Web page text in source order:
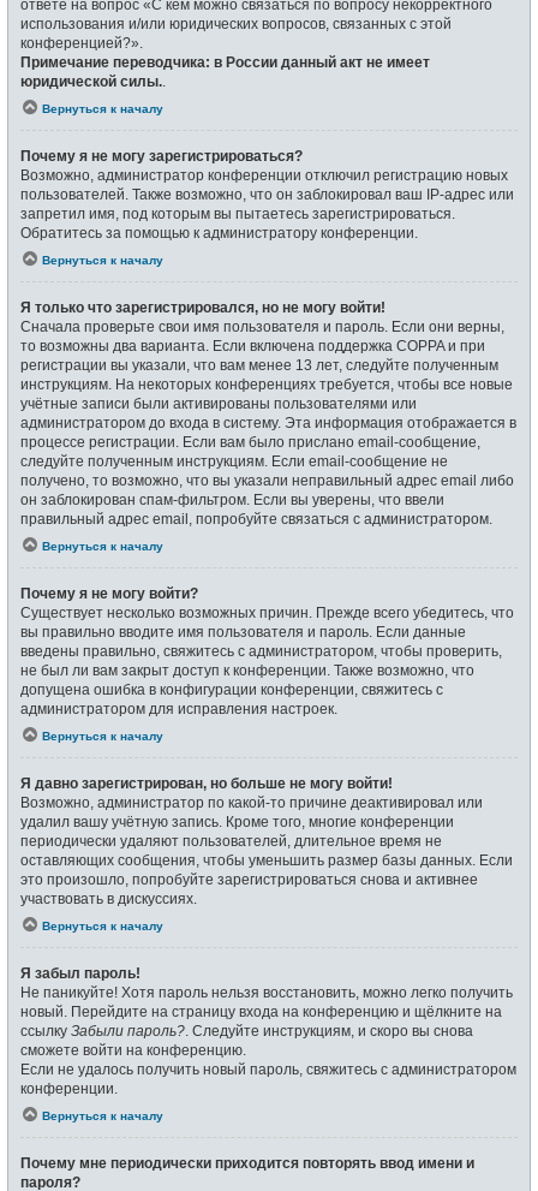
ответе на вопрос «С кем можно связаться по вопросу некорректного
использования и/или юридических вопросов, связанных с этой
конференцией?».
Примечание переводчика: в России данный акт не имеет
юридической силы.
Вернуться к началу
Почему я не могу зарегистрироваться?
Возможно, администратор конференции отключил регистрацию новых
пользователей. Также возможно, что он заблокировал ваш IP-адрес или
запретил имя, под которым вы пытаетесь зарегистрироваться.
Обратитесь за помощью к администратору конференции.
Вернуться к началу
Я только что зарегистрировался, но не могу войти!
Сначала проверьте свои имя пользователя и пароль. Если они верны,
то возможны два варианта. Если включена поддержка COPPA и при
регистрации вы указали, что вам менее 13 лет, следуйте полученным
инструкциям. На некоторых конференциях требуется, чтобы все новые
учётные записи были активированы пользователями или
администратором до входа в систему. Эта информация отображается в
процессе регистрации. Если вам было прислано email-сообщение,
следуйте полученным инструкциям. Если email-сообщение не
получено, то возможно, что вы указали неправильный адрес email либо
он заблокирован спам-фильтром. Если вы уверены, что ввели
правильный адрес email, попробуйте связаться с администратором.
Вернуться к началу
Почему я не могу войти?
Существует несколько возможных причин. Прежде всего убедитесь, что
вы правильно вводите имя пользователя и пароль. Если данные
введены правильно, свяжитесь с администратором, чтобы проверить,
не был ли вам закрыт доступ к конференции. Также возможно, что
допущена ошибка в конфигурации конференции, свяжитесь с
администратором для исправления настроек.
Вернуться к началу
Я давно зарегистрирован, но больше не могу войти!
Возможно, администратор по какой-то причине деактивировал или
удалил вашу учётную запись. Кроме того, многие конференции
периодически удаляют пользователей, длительное время не
оставляющих сообщения, чтобы уменьшить размер базы данных. Если
это произошло, попробуйте зарегистрироваться снова и активнее
участвовать в дискуссиях.
Вернуться к началу
Я забыл пароль!
Не паникуйте! Хотя пароль нельзя восстановить, можно легко получить
новый. Перейдите на страницу входа на конференцию и щёлкните на
ссылку Забыли пароль? . Следуйте инструкциям, и скоро вы снова
сможете войти на конференцию.
Если не удалось получить новый пароль, свяжитесь с администратором
конференции.
Вернуться к началу
Почему мне периодически приходится повторять ввод имени и
пароля?